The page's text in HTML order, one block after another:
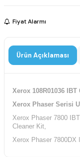
Fiyat Alarmı
Ürün Açıklaması
Xerox 108R01036
Xerox Phaser Serisi
Xerox Phaser 7800
Cleaner Kit,
Xerox Phaser 7800DX